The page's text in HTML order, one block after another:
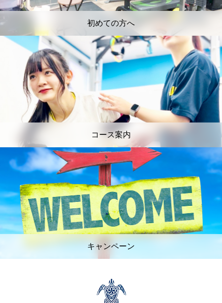
初めての方へ
コース案内
キャンペーン